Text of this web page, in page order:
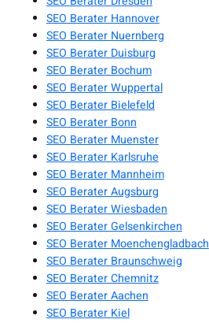
SEO Berater Hannover
SEO Berater Nuernberg
SEO Berater Duisburg
SEO Berater Bochum
SEO Berater Wuppertal
SEO Berater Bielefeld
SEO Berater Bonn
SEO Berater Muenster
SEO Berater Karlsruhe
SEO Berater Mannheim
SEO Berater Augsburg
SEO Berater Wiesbaden
SEO Berater Gelsenkirchen
SEO Berater Moenchengladbach
SEO Berater Braunschweig
SEO Berater Chemnitz
SEO Berater Aachen
SEO Berater Kiel